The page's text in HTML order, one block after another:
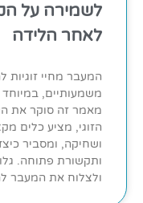
לשמירה על
לאחר הלידה
המעבר מחיי זוגיות
משמעותיים,
מאמר זה סוקר את
הזוגי, מציע כלים
ושחיקה, ומסביר
ותקשורת פתוחה.
ולצלוח את המעבר